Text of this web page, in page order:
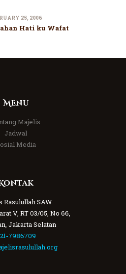
25, 2006
Hati ku Wafat
Menu
Majelis
Jadwal
Media
Rasulullah SAW
V, RT 03/05, No 66,
Jakarta Selatan
7986709